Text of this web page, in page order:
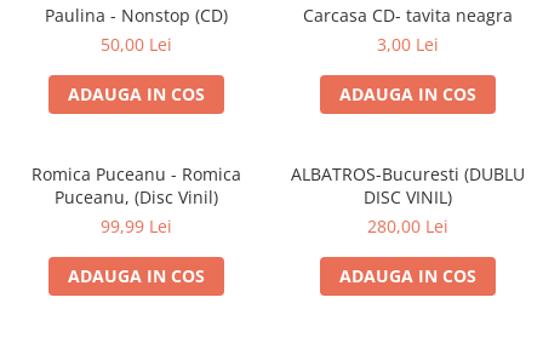
Viniluri Românești
Colecția Electrecord
Paulina - Nonstop (CD)
50,00 Lei
ADAUGA IN COS
Carcasa CD- tavita neagra
3,00 Lei
ADAUGA IN COS
Romica Puceanu - Romica
Puceanu, (Disc Vinil)
99,99 Lei
ADAUGA IN COS
ALBATROS-Bucuresti (DUBLU
DISC VINIL)
280,00 Lei
ADAUGA IN COS